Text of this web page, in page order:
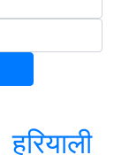
हरियाली